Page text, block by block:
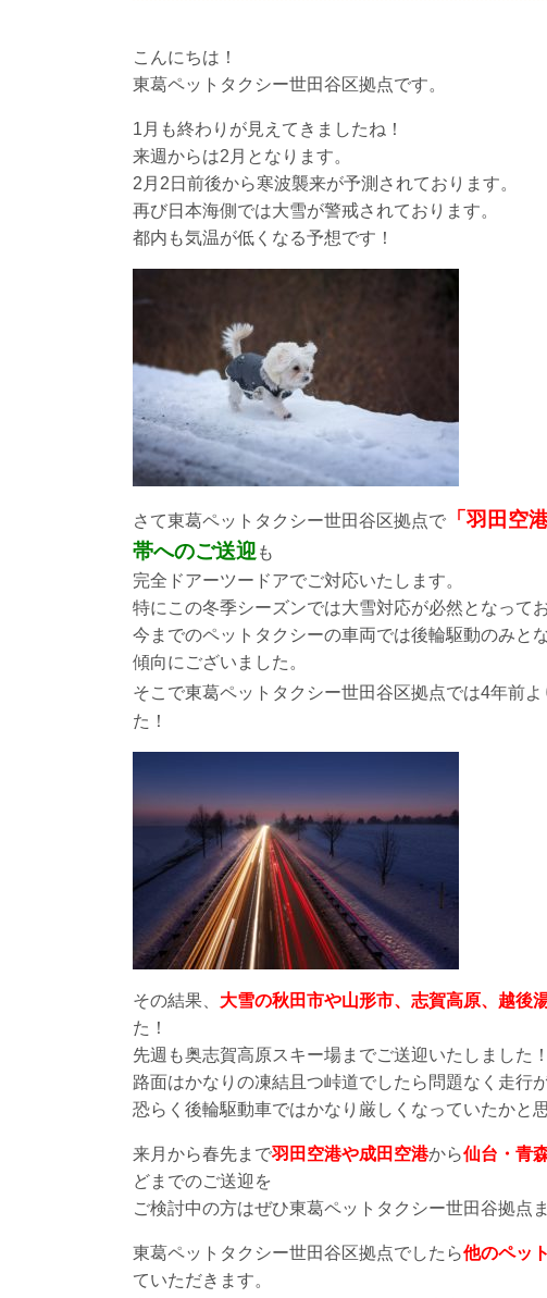
こんにちは！
東葛ペットタクシー世田谷区拠点です。
1月も終わりが見えてきましたね！
来週からは2月となります。
2月2日前後から寒波襲来が予測されております。
再び日本海側では大雪が警戒されております。
都内も気温が低くなる予想です！
さて東葛ペットタクシー世田谷区拠点で 「羽田空
帯へのご送迎 も
完全ドアーツードアでご対応いたします。
特にこの冬季シーズンでは大雪対応が必然となってお
今までのペットタクシーの車両では後輪駆動のみと
傾向にございました。
そこで東葛ペットタクシー世田谷区拠点では4年前
た！
その結果、 大雪の秋田市や山形市、志賀高原、越後
た！
先週も奥志賀高原スキー場までご送迎いたしました！
路面はかなりの凍結且つ峠道でしたら問題なく走行
恐らく後輪駆動車ではかなり厳しくなっていたかと思
来月から春先まで羽田空港や成田空港から仙台・青
どまでのご送迎を
ご検討中の方はぜひ東葛ペットタクシー世田谷拠点
東葛ペットタクシー世田谷区拠点でしたら他のペッ
ていただきます。